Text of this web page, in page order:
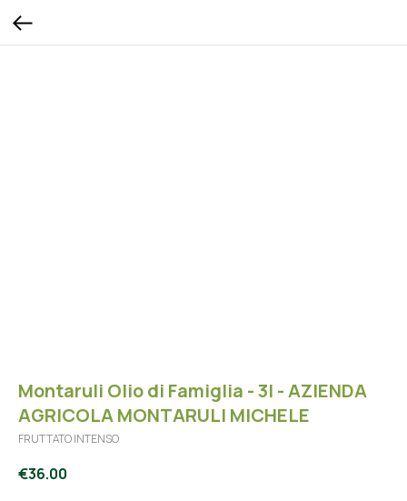
Montaruli Olio di Famiglia - 3l - AZIENDA
AGRICOLA MONTARULI MICHELE
FRUTTATO INTENSO
€36.00